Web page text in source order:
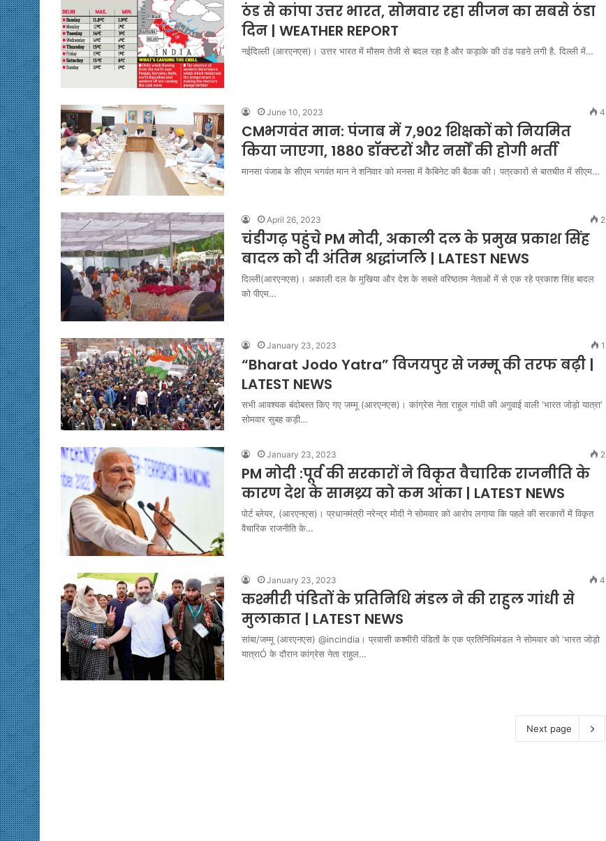
ठंड से कांपा उत्तर भारत, सोमवार रहा सीजन का सबसे ठंडा
दिन | WEATHER REPORT
नईदिल्ली (आरएनएस)। उत्तर भारत में मौसम तेजी से बदल रहा है और कड़ाके की ठंड पडऩे लगी है. दिल्ली में…
June 10, 2023 4
CMभगवंत मान: पंजाब में 7,902 शिक्षकों को नियमित
किया जाएगा, 1880 डॉक्टरों और नर्सों की होगी भर्ती
मानसा पंजाब के सीएम भगवंत मान ने शनिवार को मनसा में कैबिनेट की बैठक की। पत्रकारों से बातचीत में सीएम…
April 26, 2023 2
चंडीगढ़ पहुंचे PM मोदी, अकाली दल के प्रमुख प्रकाश सिंह
बादल को दी अंतिम श्रद्धांजलि | LATEST NEWS
दिल्ली(आरएनएस)। अकाली दल के मुखिया और देश के सबसे वरिष्ठतम नेताओं में से एक रहे प्रकाश सिंह बादल
को पीएम…
January 23, 2023 1
“Bharat Jodo Yatra” विजयपुर से जम्मू की तरफ बढ़ी |
LATEST NEWS
सभी आवश्यक बंदोबस्त किए गए जम्मू (आरएनएस)। कांग्रेस नेता राहुल गांधी की अगुवाई वाली ‘भारत जोड़ो यात्रा’
सोमवार सुबह कड़ी…
January 23, 2023 2
PM मोदी :पूर्व की सरकारों ने विकृत वैचारिक राजनीति के
कारण देश के सामथ्र्य को कम आंका | LATEST NEWS
पोर्ट ब्लेयर, (आरएनएस)। प्रधानमंत्री नरेन्द्र मोदी ने सोमवार को आरोप लगाया कि पहले की सरकारों में विकृत
वैचारिक राजनीति के…
January 23, 2023 4
कश्मीरी पंडितों के प्रतिनिधि मंडल ने की राहुल गांधी से
मुलाकात | LATEST NEWS
सांबा/जम्मू (आरएनएस) @incindia। प्रवासी कश्मीरी पंडितों के एक प्रतिनिधिमंडल ने सोमवार को ‘भारत जोड़ो
यात्राÓ के दौरान कांग्रेस नेता राहुल…
Next page